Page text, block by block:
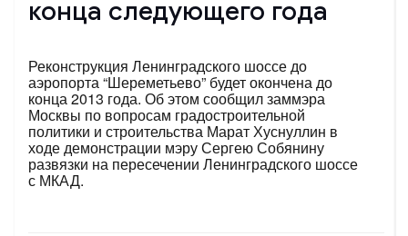
конца следующего года
Реконструкция Ленинградского шоссе до
аэропорта “Шереметьево” будет окончена до
конца 2013 года. Об этом сообщил заммэра
Москвы по вопросам градостроительной
политики и строительства Марат Хуснуллин в
ходе демонстрации мэру Сергею Собянину
развязки на пересечении Ленинградского шоссе
с МКАД.